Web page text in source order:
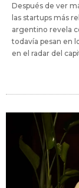
Después de ver
las startups más
argentino revela
todavía pesan en
en el radar del